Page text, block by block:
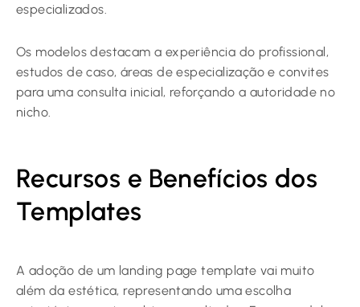
especializados.
Os modelos destacam a experiência do profissional,
estudos de caso, áreas de especialização e convites
para uma consulta inicial, reforçando a autoridade no
nicho.
Recursos e Benefícios dos
Templates
A adoção de um landing page template vai muito
além da estética, representando uma escolha